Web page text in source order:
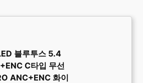
블루투스 5.4
C타입 무선
ANC+ENC 화이